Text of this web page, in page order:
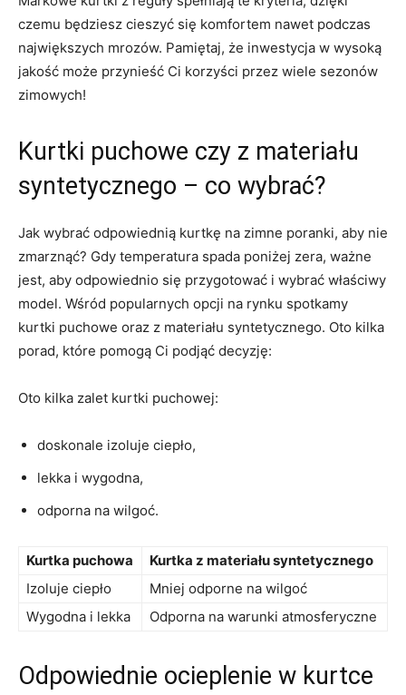
czemu będziesz cieszyć się komfortem nawet podczas
największych mrozów. Pamiętaj, że inwestycja w wysoką
jakość może przynieść Ci korzyści przez wiele sezonów
zimowych!
Kurtki puchowe czy z materiału
syntetycznego – co wybrać?
Jak wybrać odpowiednią kurtkę na zimne poranki, aby nie
zmarznąć? Gdy temperatura spada poniżej zera, ważne
jest, aby odpowiednio się przygotować i wybrać właściwy
model. Wśród popularnych opcji na rynku spotkamy
kurtki puchowe oraz z materiału syntetycznego. Oto kilka
porad, które pomogą Ci podjąć decyzję:
Oto kilka zalet kurtki puchowej:
doskonale izoluje ciepło,
lekka i wygodna,
odporna na wilgoć.
Kurtka puchowa
Kurtka z materiału syntetycznego
Izoluje ciepło
Mniej odporne na wilgoć
Wygodna i lekka
Odporna na warunki atmosferyczne
Odpowiednie ocieplenie w kurtce